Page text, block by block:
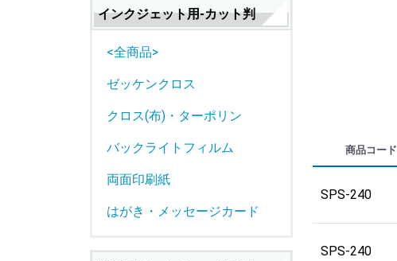
インクジェット用-カット判
<全商品>
ゼッケンクロス
クロス(布)・ターポリン
バックライトフィルム
両面印刷紙
はがき・メッセージカード
商品コード
SPS-240
SPS-240